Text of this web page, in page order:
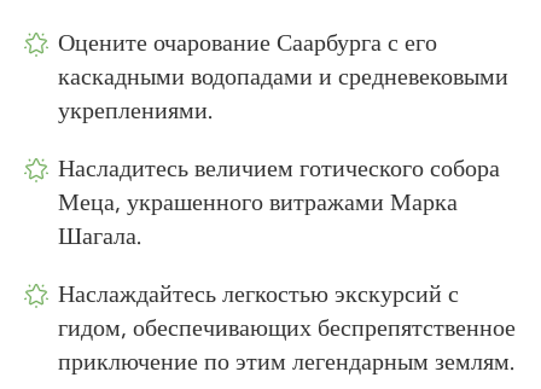
Оцените очарование Саарбурга с его
каскадными водопадами и средневековыми
укреплениями.
Насладитесь величием готического собора
Меца, украшенного витражами Марка
Шагала.
Наслаждайтесь легкостью экскурсий с
гидом, обеспечивающих беспрепятственное
приключение по этим легендарным землям.